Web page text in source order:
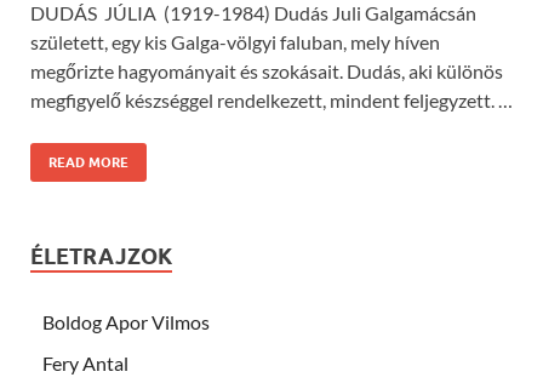
DUDÁS JÚLIA (1919-1984) Dudás Juli Galgamácsán
született, egy kis Galga-völgyi faluban, mely híven
megőrizte hagyományait és szokásait. Dudás, aki különös
megfigyelő készséggel rendelkezett, mindent feljegyzett. …
READ MORE
ÉLETRAJZOK
Boldog Apor Vilmos
Fery Antal